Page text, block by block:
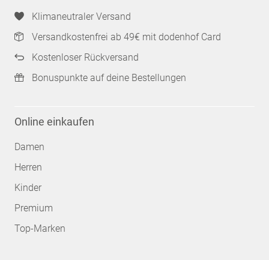
Klimaneutraler Versand
Versandkostenfrei ab 49€ mit dodenhof Card
Kostenloser Rückversand
Bonuspunkte auf deine Bestellungen
Online einkaufen
Damen
Herren
Kinder
Premium
Top-Marken